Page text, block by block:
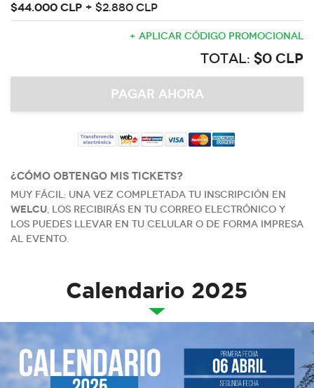
$44.000 CLP + $2.880 CLP
+ Aplicar código promocional
Total: $0 CLP
¿Cómo obtengo mis tickets?
Muy fácil: una vez completada tu inscripción en
Welcu, los recibirás en tu correo electrónico y
los puedes llevar en tu celular o de forma impresa
al evento.
Calendario 2025